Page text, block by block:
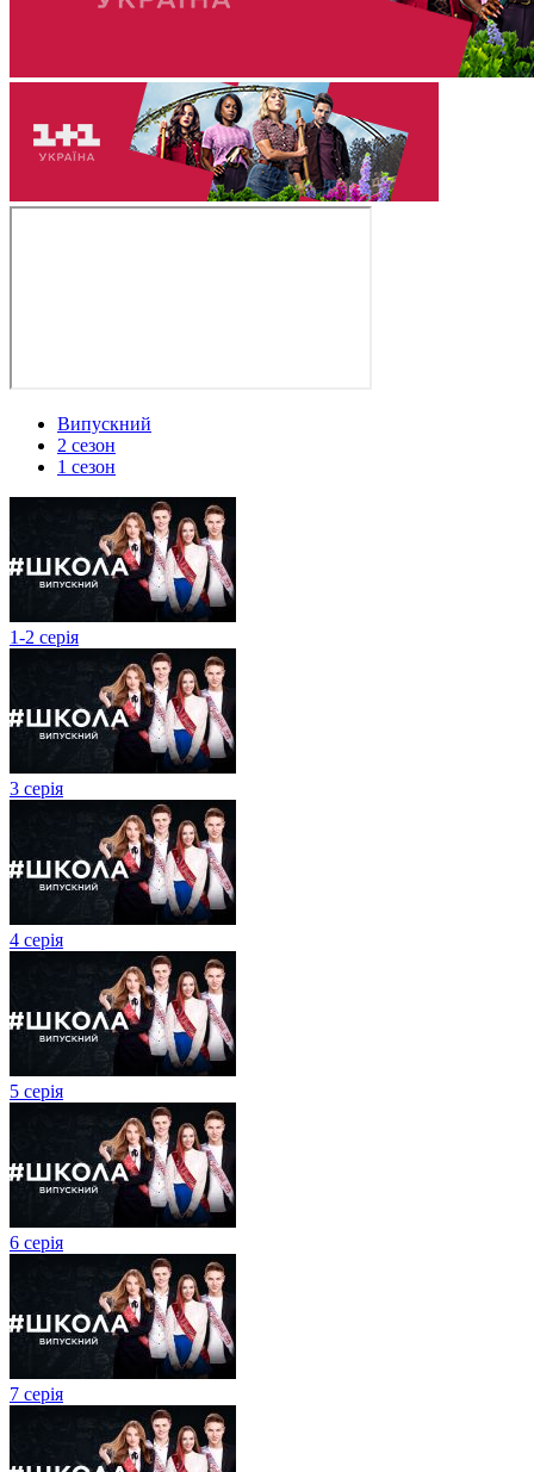
Випускний
2 сезон
1 сезон
1-2 серія
3 серія
4 серія
5 серія
6 серія
7 серія